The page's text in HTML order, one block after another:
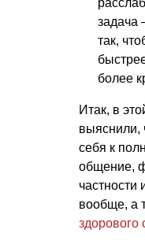
задача
так,
более
Итак, в
выяснили,
себя к
общение,
частности
вообще, а
здорового